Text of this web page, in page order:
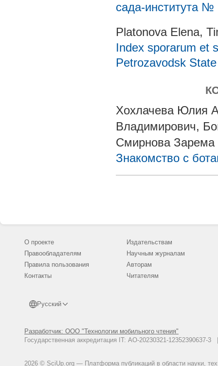
сада-института №
Platonova Elena,
Index sporarum et
Petrozavodsk
Хохлачева Юлия
Владимирович,
Смирнова Зарема
Знакомство с
О проекте
Правообладателям
Правила пользования
Контакты
Русский
Разработчик: ООО "Технологии мобильного чтения"
Государственная аккредитация IT: АО-20230321-
2026 © SciUp.org — Платформа публикаций в области науки,
Издательствам
Научным журналам
Авторам
Читателям